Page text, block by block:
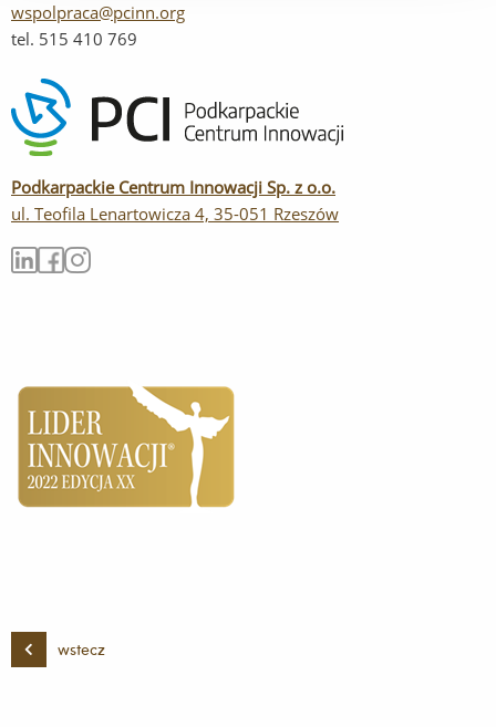
wspolpraca@pcinn.org
tel. 515 410 769
Podkarpackie Centrum Innowacji Sp. z o.o.
ul. Teofila Lenartowicza 4, 35-051 Rzeszów
wstecz